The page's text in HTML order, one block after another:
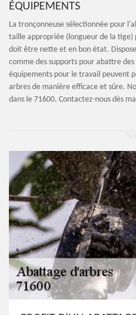
ÉQUIPEMENTS
La tronçonneuse sélectionnée pour
taille appropriée (longueur de la
doit être nette et en bon état.
comme des supports pour abattre
équipements pour le travail peuvent
arbres de manière efficace et sûre.
dans le 71600. Contactez-nous dès